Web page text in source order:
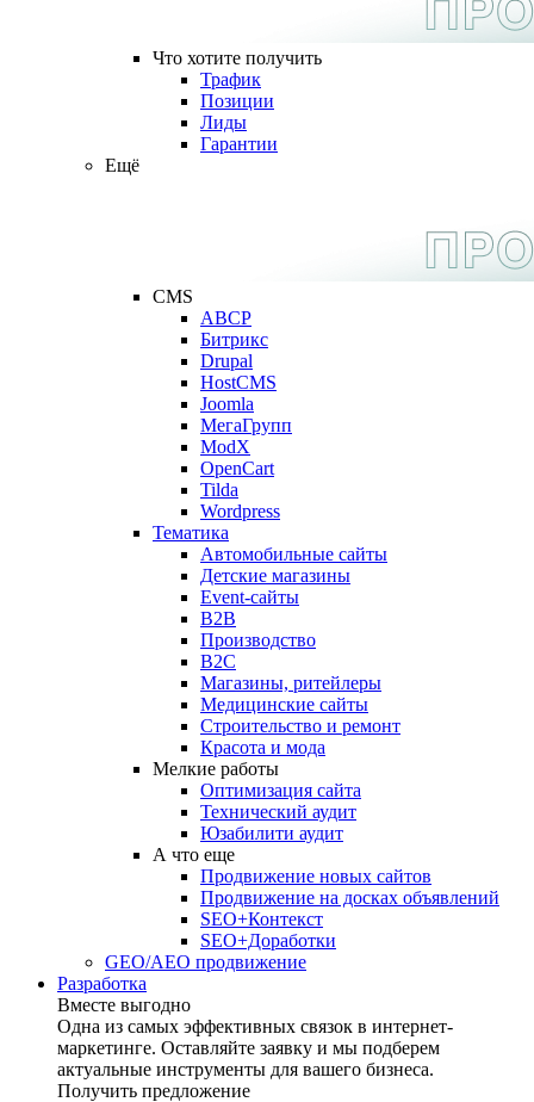
Что хотите получить
Трафик
Позиции
Лиды
Гарантии
Ещё
CMS
ABCP
Битрикс
Drupal
HostCMS
Joomla
МегаГрупп
ModX
OpenCart
Tilda
Wordpress
Тематика
Автомобильные сайты
Детские магазины
Event-сайты
B2B
Производство
B2C
Магазины, ритейлеры
Медицинские сайты
Строительство и ремонт
Красота и мода
Мелкие работы
Оптимизация сайта
Технический аудит
Юзабилити аудит
А что еще
Продвижение новых сайтов
Продвижение на досках объявлений
SEO+Контекст
SEO+Доработки
GEO/AEO продвижение
Разработка
Вместе выгодно
Одна из самых эффективных связок в интернет-
маркетинге. Оставляйте заявку и мы подберем
актуальные инструменты для вашего бизнеса.
Получить предложение